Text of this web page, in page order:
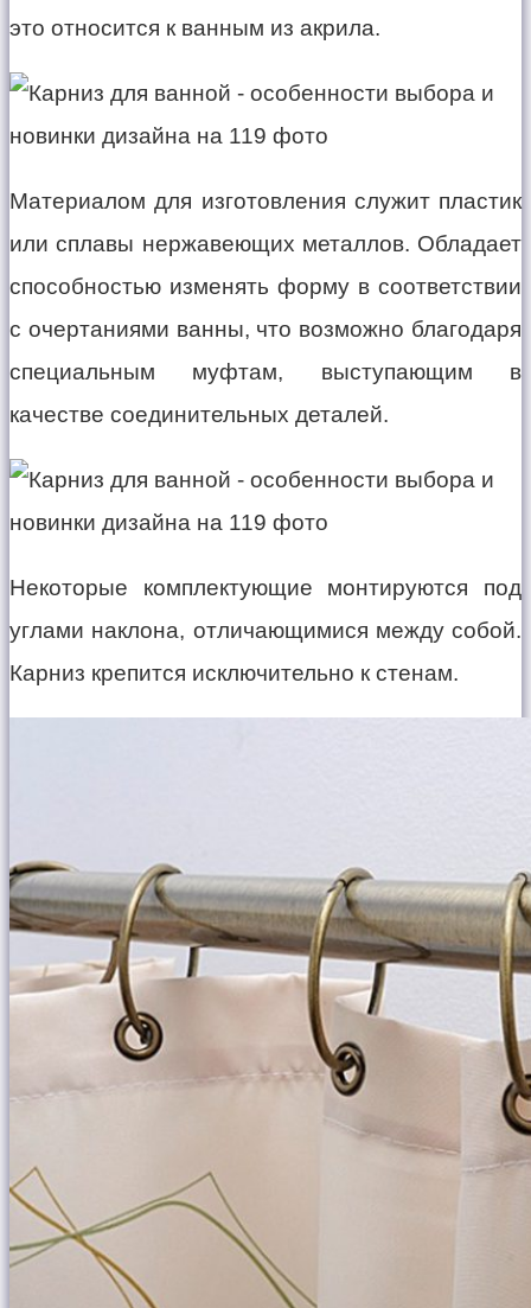
это относится к ванным из акрила.
Материалом для изготовления служит пластик
или сплавы нержавеющих металлов. Обладает
способностью изменять форму в соответствии
с очертаниями ванны, что возможно благодаря
специальным муфтам, выступающим в
качестве соединительных деталей.
Некоторые комплектующие монтируются под
углами наклона, отличающимися между собой.
Карниз крепится исключительно к стенам.